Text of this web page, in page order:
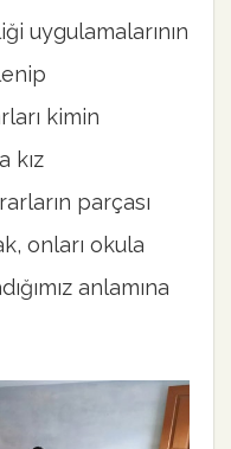
uygulamalarının
kimin
kız
parçası
onları okula
anlamına